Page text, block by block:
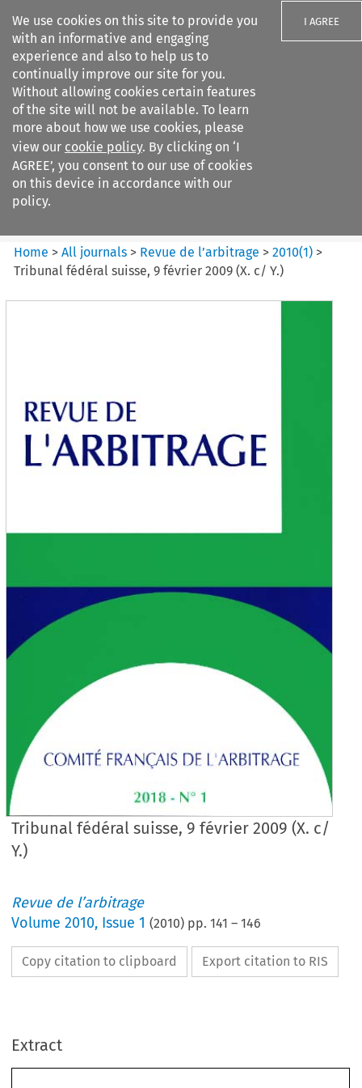
We use cookies on this site to provide you
with an informative and engaging
experience and also to help us to
continually improve our site for you.
Without allowing cookies certain features
of the site will not be available. To learn
more about how we use cookies, please
view our cookie policy. By clicking on ‘I
AGREE’, you consent to our use of cookies
on this device in accordance with our
policy.
I AGREE
Search filters
Revue de
l%E2%80%99arbitrage
Home >All journals > Revue de l’arbitrage >2010(1) >
Tribunal fédéral suisse, 9 février 2009 (X. c/ Y.)
Tribunal fédéral suisse, 9 février 2009 (X. c/
Y.)
Revue de l’arbitrage
Volume2010, Issue 1 (2010) pp.141 –146
Copy citation to clipboard Export citation to RIS
Extract